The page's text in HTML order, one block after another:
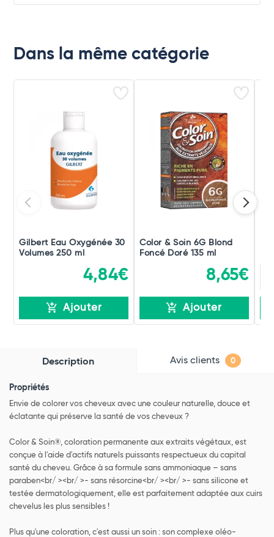
Dans la même catégorie
Gilbert Eau Oxygénée 30
Volumes 250 ml
4,84€
Ajouter
Color & Soin 6G Blond
Foncé Doré 135 ml
8,65€
Ajouter
Description Avis clients 0
Propriétés
Envie de colorer vos cheveux avec une couleur naturelle, douce et
éclatante qui préserve la santé de vos cheveux ?
Color & Soin®, coloration permanente aux extraits végétaux, est
conçue à l'aide d'actifs naturels puissants respectueux du capital
santé du cheveu. Grâce à sa formule sans ammoniaque – sans
paraben<br/ ><br/ >- sans résorcine<br/ ><br/ >- sans silicone et
testée dermatologiquement, elle est parfaitement adaptée aux cuirs
chevelus les plus sensibles !
Plus qu'une coloration, c'est aussi un soin : son complexe oléo-